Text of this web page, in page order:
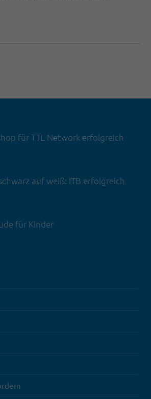
für TTL Network erfolgreich
auf weiß: ITB erfolgreich
für Kinder